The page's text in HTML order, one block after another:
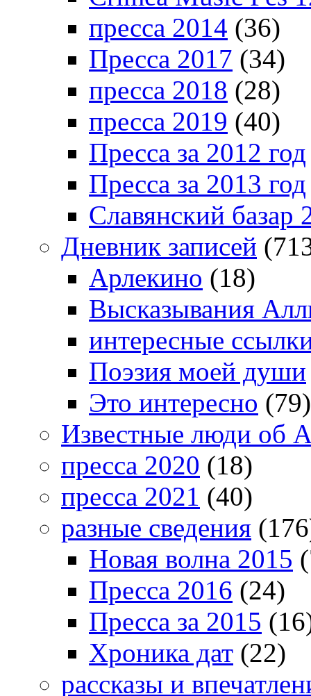
пресса 2014 (36)
Пресса 2017 (34)
пресса 2018 (28)
пресса 2019 (40)
Пресса за 2012 год
Пресса за 2013 год
Славянский базар
Дневник записей
Арлекино (18)
Высказывания
интересные
Поэзия моей души
Это интересно (79)
Известные люди об
пресса 2020 (18)
пресса 2021 (40)
разные сведения
Новая волна 2015
Пресса 2016 (24)
Пресса за 2015
Хроника дат (22)
рассказы и